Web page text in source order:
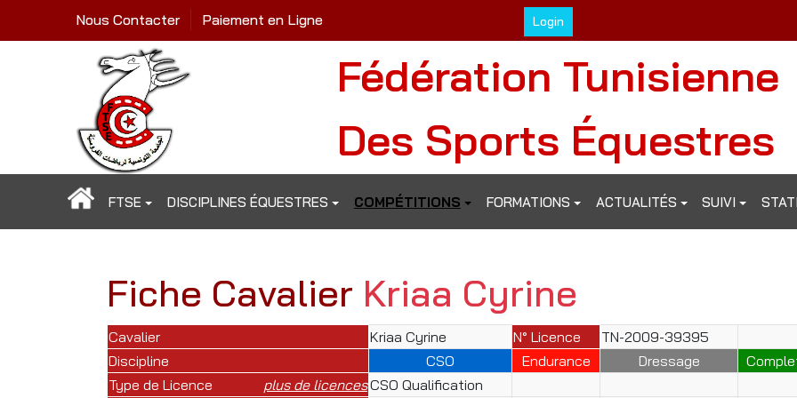
Login
Nous Contacter Paiement en Ligne
Fédération Tunisienne
Des Sports Équestres
FTSE DISCIPLINES ÉQUESTRES COMPÉTITIONS FORMATIONS ACTUALITÉS SUIVI
Fiche Cavalier Kriaa Cyrine
Cavalier Kriaa Cyrine N° Licence
TN-2009-39395
Discipline
CSO Endurance Dressage
Type de Licence
plus de licencesCSO Qualification